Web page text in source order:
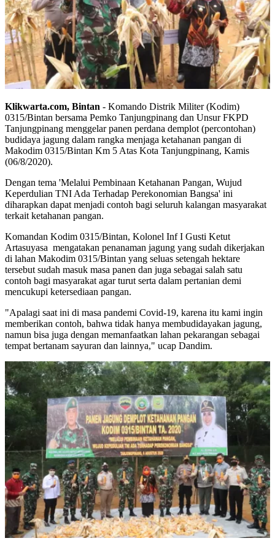
Klikwarta.com, Bintan - Komando Distrik Militer (Kodim)
0315/Bintan bersama Pemko Tanjungpinang dan Unsur FKPD
Tanjungpinang menggelar panen perdana demplot (percontohan)
budidaya jagung dalam rangka menjaga ketahanan pangan di
Makodim 0315/Bintan Km 5 Atas Kota Tanjungpinang, Kamis
(06/8/2020).
Dengan tema 'Melalui Pembinaan Ketahanan Pangan, Wujud
Keperdulian TNI Ada Terhadap Perekonomian Bangsa' ini
diharapkan dapat menjadi contoh bagi seluruh kalangan masyarakat
terkait ketahanan pangan.
Komandan Kodim 0315/Bintan, Kolonel Inf I Gusti Ketut
Artasuyasa mengatakan penanaman jagung yang sudah dikerjakan
di lahan Makodim 0315/Bintan yang seluas setengah hektare
tersebut sudah masuk masa panen dan juga sebagai salah satu
contoh bagi masyarakat agar turut serta dalam pertanian demi
mencukupi ketersediaan pangan.
"Apalagi saat ini di masa pandemi Covid-19, karena itu kami ingin
memberikan contoh, bahwa tidak hanya membudidayakan jagung,
namun bisa juga dengan memanfaatkan lahan pekarangan sebagai
tempat bertanam sayuran dan lainnya," ucap Dandim.